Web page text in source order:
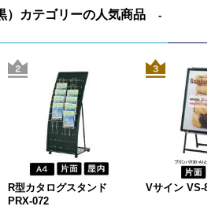
）カテゴリーの人気商品
R型カタログスタンド
PRX-072
Vサイン VS-85